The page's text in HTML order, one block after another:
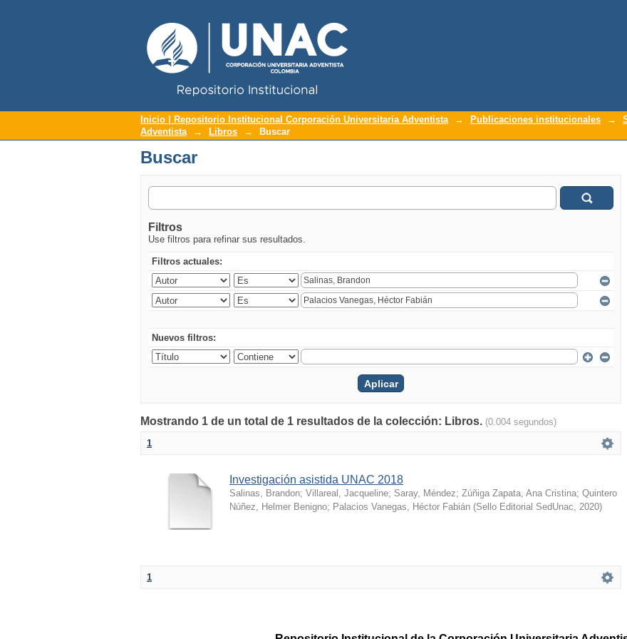
Buscar
Inicio | Repositorio Institucional Corporación Universitaria Adventista → Publicaciones institucionales →
Adventista
→ Libros → Buscar
Buscar
Filtros
Use filtros para refinar sus resultados.
Filtros actuales:
Nuevos filtros:
Mostrando 1 de un total de 1 resultados de la colección: Libros. (0.004 segundos)
1
Investigación asistida UNAC 2018
Salinas, Brandon; Villareal, Jacqueline; Saray, Méndez; Zúñiga Zapata, Ana Cristina; Quintero
Núñez, Helmer Benigno; Palacios Vanegas, Héctor Fabián (Sello Editorial SedUnac, 2020)
1